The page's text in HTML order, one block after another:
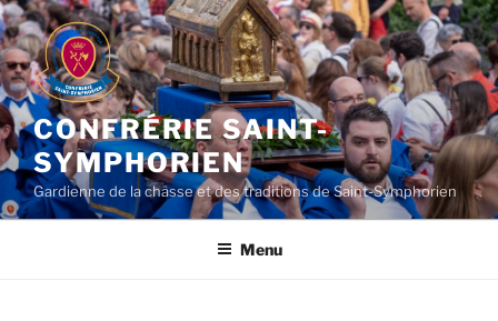
Aller
au
contenu
principal
CONFRÉRIE SAINT-
SYMPHORIEN
Gardienne de la châsse et des traditions de Saint-Symphorien
Menu